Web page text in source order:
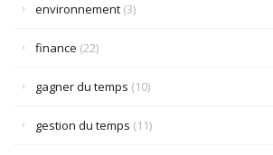
environnement (3)
finance (22)
gagner du temps (10)
gestion du temps (11)